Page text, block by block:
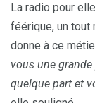
La radio pour
féérique, un tout
donne à ce
vous une
quelque part et